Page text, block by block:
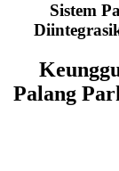
Sistem
Palang